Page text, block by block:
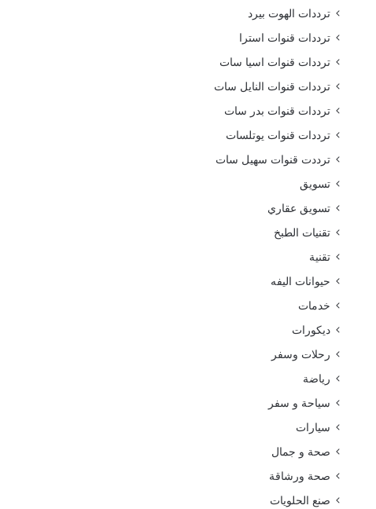
ترددات الهوت بيرد
ترددات قنوات استرا
ترددات قنوات اسيا سات
ترددات قنوات النايل سات
ترددات قنوات بدر سات
ترددات قنوات يوتلسات
ترددت قنوات سهيل سات
تسويق
تسويق عقاري
تقنيات الطبخ
تقنية
حيوانات اليفه
خدمات
ديكورات
رحلات وسفر
رياضة
سياحة و سفر
سيارات
صحة و جمال
صحة ورشاقة
صنع الحلويات